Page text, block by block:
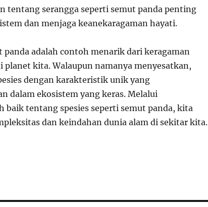
tentang serangga seperti semut panda penting
dan menjaga keanekaragaman hayati.
panda adalah contoh menarik dari keragaman
planet kita. Walaupun namanya menyesatkan,
dengan karakteristik unik yang
dalam ekosistem yang keras. Melalui
baik tentang spesies seperti semut panda, kita
dan keindahan dunia alam di sekitar kita.